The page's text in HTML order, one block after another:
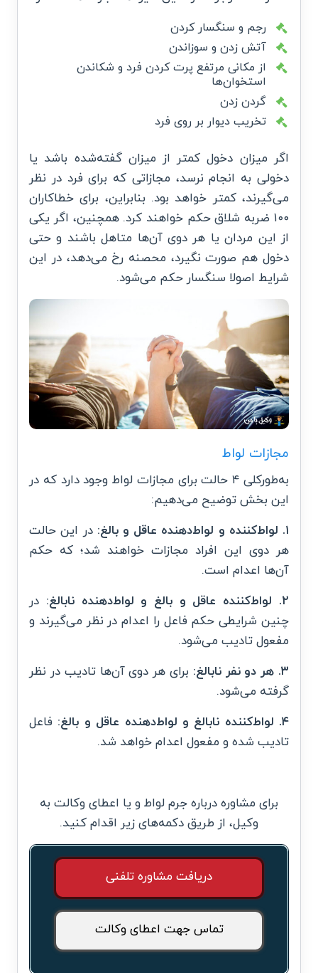
رجم و سنگسار کردن
آتش زدن و سوزاندن
از مکانی مرتفع پرت کردن فرد و شکاندن
استخوان‌ها
گردن زدن
تخریب دیوار بر روی فرد
اگر میزان دخول کمتر از میزان گفته‌شده باشد یا
دخولی به انجام نرسد، مجازاتی که برای فرد در نظر
می‌گیرند، کمتر خواهد بود. بنابراین، برای خطاکاران
۱۰۰ ضربه شلاق حکم خواهند کرد. همچنین، اگر یکی
از این مردان یا هر دوی آن‌ها متاهل باشند و حتی
دخول هم صورت نگیرد، محصنه رخ می‌دهد، در این
شرایط اصولا سنگسار حکم می‌شود.
مجازات لواط
به‌طورکلی ۴ حالت برای مجازات لواط وجود دارد که در
این بخش توضیح می‌دهیم:
۱. لواط‌کننده و لواط‌دهنده عاقل و بالغ: در این حالت
هر دوی این افراد مجازات خواهند شد؛ که حکم
آن‌ها اعدام است.
۲. لواط‌کننده عاقل و بالغ و لواط‌دهنده نابالغ:
در
چنین شرایطی حکم فاعل را اعدام در نظر می‌گیرند و
مفعول تادیب می‌شود.
۳. هر دو نفر نابالغ: برای هر دوی آن‌ها تادیب در نظر
گرفته می‌شود.
۴. لواط‌کننده نابالغ و لواط‌دهنده عاقل و بالغ: فاعل
تادیب شده و مفعول اعدام خواهد شد.
برای مشاوره درباره جرم لواط و یا اعطای وکالت به
وکیل، از طریق دکمه‌های زیر اقدام کنید.
دریافت مشاوره تلفنی
تماس جهت اعطای وکالت